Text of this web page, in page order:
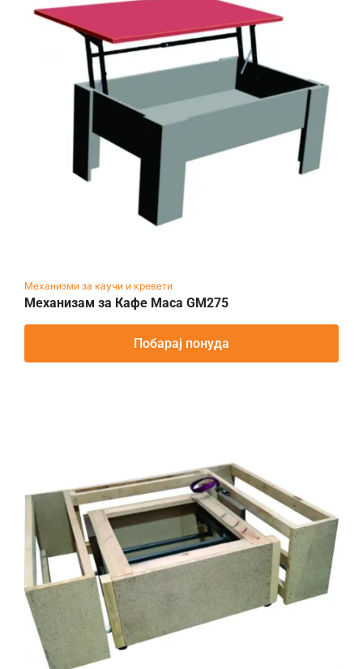
Механизми за каучи и кревети
Механизам за Кафе Маса GM275
Побарај понуда